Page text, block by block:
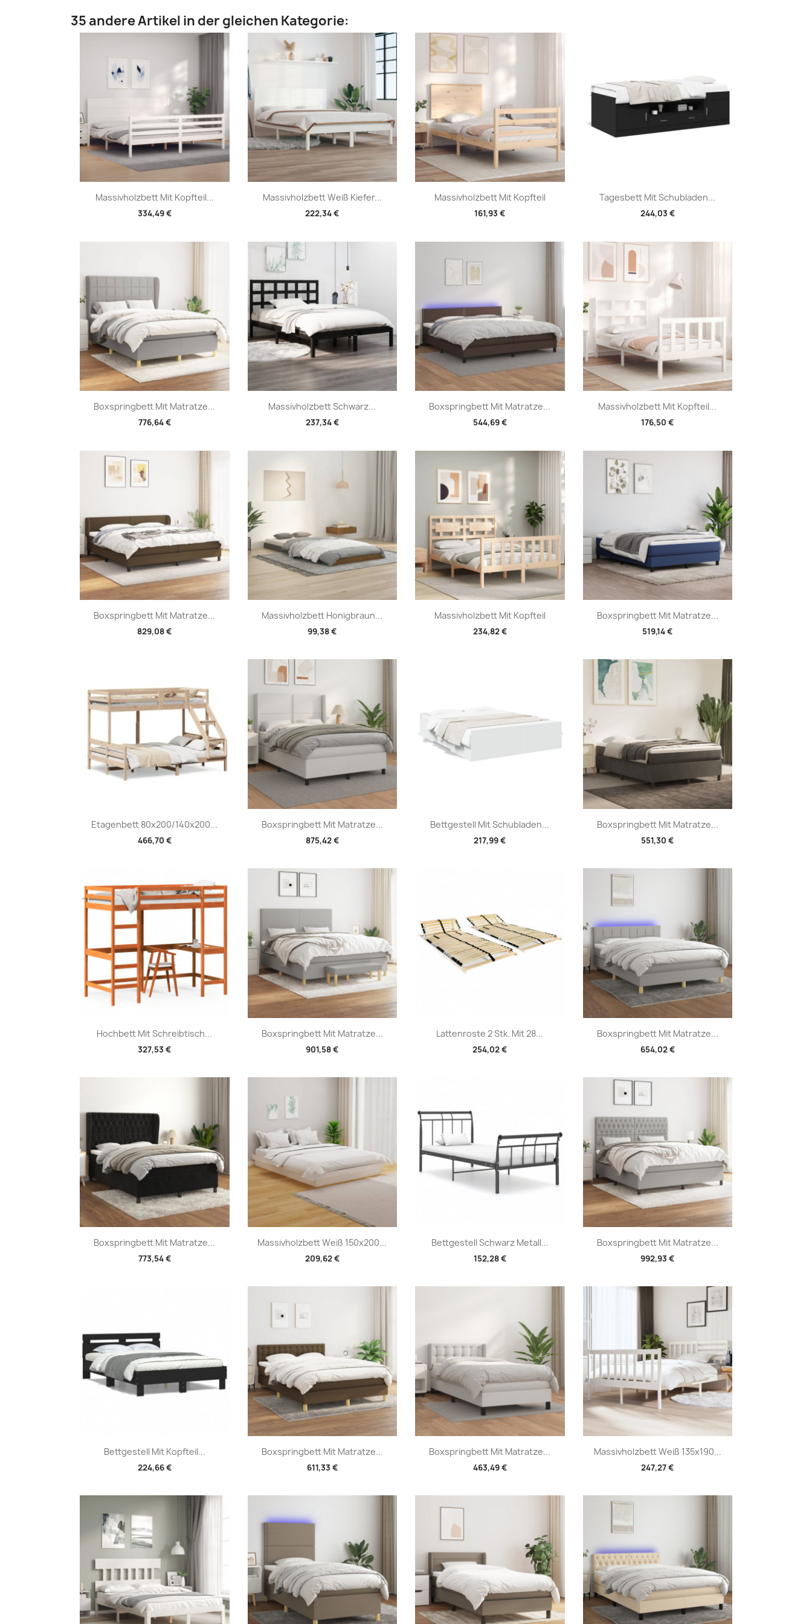
35 andere Artikel in der gleichen Kategorie:
Massivholzbett Mit Kopfteil...
334,49 €
Vorschau Massivholzbett Weiß Kiefer...
222,34 €
Vorschau Massivholzbett Mit Kopfteil
161,93 €
Vorschau Tagesbett Mit Schubladen...
244,03 €
Vorschau
Boxspringbett Mit Matratze...
776,64 €
Vorschau Massivholzbett Schwarz...
237,34 €
Vorschau Boxspringbett Mit Matratze...
544,69 €
Vorschau Massivholzbett Mit Kopfteil...
176,50 €
Vorschau
Boxspringbett Mit Matratze...
829,08 €
Vorschau Massivholzbett Honigbraun...
99,38 €
Vorschau Massivholzbett Mit Kopfteil
234,82 €
Vorschau Boxspringbett Mit Matratze...
519,14 €
Vorschau
Etagenbett 80x200/140x200...
466,70 €
Vorschau Boxspringbett Mit Matratze...
875,42 €
Vorschau Bettgestell Mit Schubladen...
217,99 €
Vorschau Boxspringbett Mit Matratze...
551,30 €
Vorschau
Hochbett Mit Schreibtisch...
327,53 €
Vorschau Boxspringbett Mit Matratze...
901,58 €
Vorschau Lattenroste 2 Stk. Mit 28...
254,02 €
Vorschau Boxspringbett Mit Matratze...
654,02 €
Vorschau
Boxspringbett Mit Matratze...
773,54 €
Vorschau Massivholzbett Weiß 150x200...
209,62 €
Vorschau Bettgestell Schwarz Metall...
152,28 €
Vorschau Boxspringbett Mit Matratze...
992,93 €
Vorschau
Bettgestell Mit Kopfteil...
224,66 €
Vorschau Boxspringbett Mit Matratze...
611,33 €
Vorschau Boxspringbett Mit Matratze...
463,49 €
Vorschau Massivholzbett Weiß 135x190...
247,27 €
Vorschau